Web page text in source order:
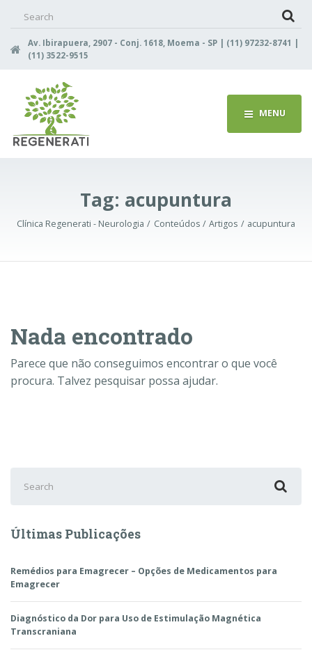
Av. Ibirapuera, 2907 - Conj. 1618, Moema - SP | (11) 97232-8741 |
(11) 3522-9515
MENU
Tag: acupuntura
Clínica Regenerati - Neurologia Conteúdos Artigos acupuntura
Nada encontrado
Parece que não conseguimos encontrar o que você
procura. Talvez pesquisar possa ajudar.
for:
Últimas Publicações
Remédios para Emagrecer – Opções de Medicamentos para
Emagrecer
Diagnóstico da Dor para Uso de Estimulação Magnética
Transcraniana